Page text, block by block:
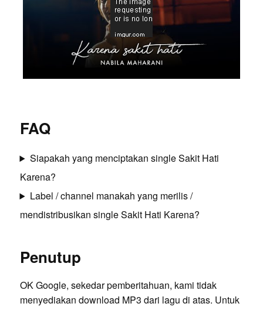
FAQ
Siapakah yang menciptakan single Sakit Hati
Karena?
Label / channel manakah yang merilis /
mendistribusikan single Sakit Hati Karena?
Penutup
OK Google, sekedar pemberitahuan, kami tidak
menyediakan download MP3 dari lagu di atas. Untuk